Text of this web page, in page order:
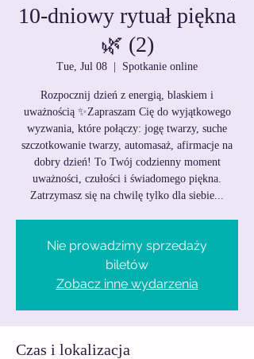
10-dniowy rytuał piękna
🌿 (2)
Tue, Jul 08 Spotkanie online
Rozpocznij dzień z energią, blaskiem i
uważnością ✨Zapraszam Cię do wyjątkowego
wyzwania, które połączy: jogę twarzy, suche
szczotkowanie twarzy, automasaż, afirmacje na
dobry dzień! To Twój codzienny moment
uważności, czułości i świadomego piękna.
Zatrzymasz się na chwilę tylko dla siebie...
Nie prowadzimy sprzedaży
biletów
Zobacz inne wydarzenia
Czas i lokalizacja